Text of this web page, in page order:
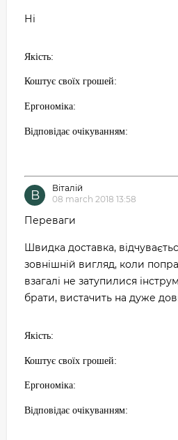
Ні
Якість:
Коштує своїх грошей:
Ергономіка:
Відповідає очікуванням:
В
Віталій
08 march 2018 13:58
Переваги
Швидка доставка,
зовнішній вигляд, коли
взагалі не затупилися
брати, вистачить на дуже
Якість:
Коштує своїх грошей:
Ергономіка:
Відповідає очікуванням: